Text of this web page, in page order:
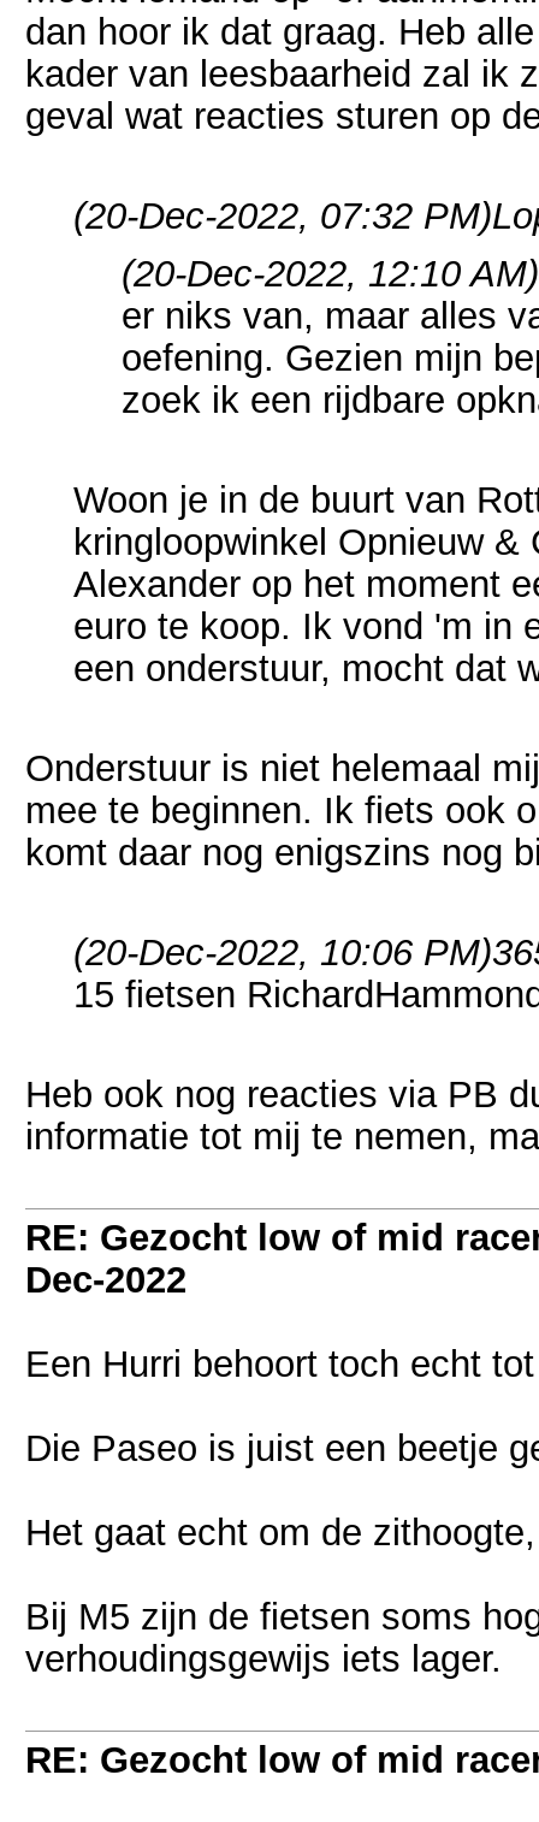
dan hoor ik dat graag. Heb
kader van leesbaarheid zal ik
geval wat reacties sturen op
(20-Dec-2022, 07:32 PM)
(20-Dec-2022, 12:10 AM)
er niks van, maar alles
oefening. Gezien mijn
zoek ik een rijdbare
Woon je in de buurt van
kringloopwinkel Opnieuw
Alexander op het moment
euro te koop. Ik vond 'm in
een onderstuur, mocht dat
Onderstuur is niet helemaal
mee te beginnen. Ik fiets ook
komt daar nog enigszins nog
(20-Dec-2022, 10:06 PM)
15 fietsen
Heb ook nog reacties via PB
informatie tot mij te nemen,
RE: Gezocht low of mid
Dec-2022
Een Hurri behoort toch echt
Die Paseo is juist een beetje
Het gaat echt om de
Bij M5 zijn de fietsen soms
verhoudingsgewijs iets lager.
RE: Gezocht low of mid